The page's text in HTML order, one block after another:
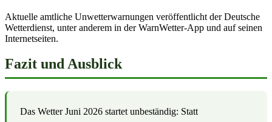
Aktuelle amtliche Unwetterwarnungen veröffentlicht der Deutsche
Wetterdienst, unter anderem in der WarnWetter-App und auf seinen
Internetseiten.
Fazit und Ausblick
Das Wetter Juni 2026 startet unbeständig: Statt